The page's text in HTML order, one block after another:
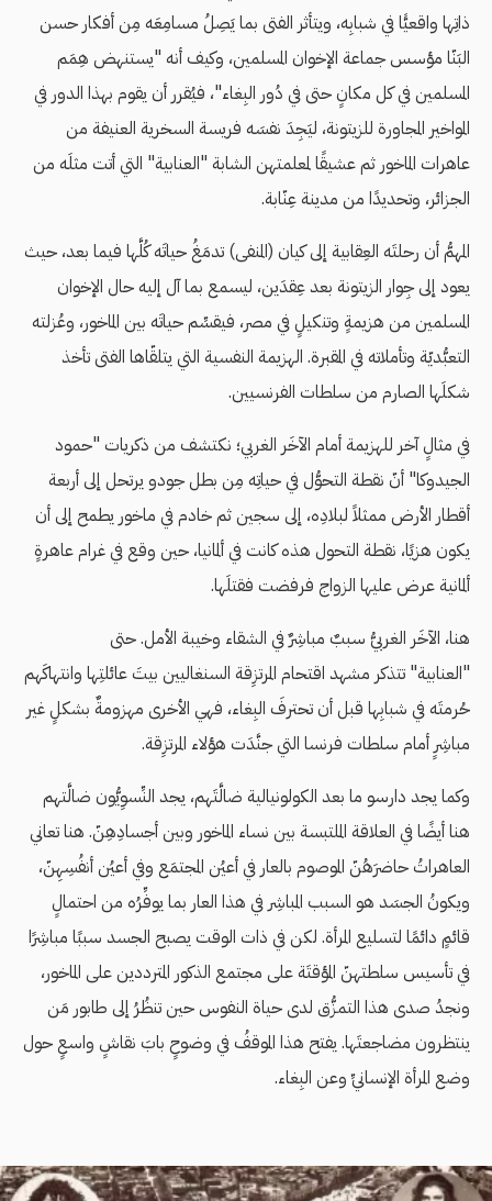
ذاتِها واقعيًّا في شبابِه، ويتأثر الفتى بما يَصِلُ مسامِعَه مِن أفكار حسن
البَنّا مؤسس جماعة الإخوان المسلمين، وكيف أنه "يستنهض هِمَم
المسلمين في كل مكانٍ حتى في دُور البِغاء"، فيُقرر أن يقوم بهذا الدور في
المواخير المجاورة للزيتونة، ليَجِدَ نفسَه فريسة السخرية العنيفة من
عاهرات الماخور ثم عشيقًا لمعلمتهن الشابة "العنابية" التي أتت مثلَه من
الجزائر، وتحديدًا من مدينة عِنّابة.
المهمُّ أن رحلتَه العِقابية إلى كيان (المنفى) تدمَغُ حياتَه كُلَّها فيما بعد، حيث
يعود إلى جِوار الزيتونة بعد عِقدَين، ليسمع بما آل إليه حال الإخوان
المسلمين من هزيمةٍ وتنكيلٍ في مصر، فيقسِّم حياتَه بين الماخور، وعُزلته
التعبُّديّة وتأملاته في المقبرة. الهزيمة النفسية التي يتلقّاها الفتى تأخذ
شكلَها الصارم من سلطات الفرنسيين.
في مثالٍ آخر للهزيمة أمام الآخَر الغربي؛ نكتشف من ذكريات "حمود
الجيدوكا" أنّ نقطة التحوُّل في حياتِه مِن بطل جودو يرتحل إلى أربعة
أقطار الأرض ممثلاً لبلادِه، إلى سجين ثم خادم في ماخور يطمح إلى أن
يكون هزيًا، نقطة التحول هذه كانت في ألمانيا، حين وقع في غرام عاهرةٍ
ألمانية عرض عليها الزواج فرفضت فقتلَها.
هنا، الآخَر الغربيُّ سببٌ مباشِرٌ في الشقاء وخيبة الأمل. حتى
"العنابية" تتذكر مشهد اقتحام المرتزِقة السنغاليين بيتَ عائلتِها وانتهاكَهم
حُرمتَه في شبابِها قبل أن تحترفَ البِغاء، فهي الأخرى مهزومةٌ بشكلٍ غير
مباشِرٍ أمام سلطات فرنسا التي جنَّدَت هؤلاء المرتزِقة.
وكما يجد دارسو ما بعد الكولونيالية ضالَّتَهم، يجد النِّسوِيُّون ضالَّتهم
هنا أيضًا في العلاقة الملتبسة بين نساء الماخور وبين أجسادِهِنّ. هنا تعاني
العاهراتُ حاضرَهُنّ الموصوم بالعار في أعيُن المجتمَع وفي أعيُن أنفُسِهِنّ،
ويكونُ الجسَد هو السبب المباشِر في هذا العار بما يوفِّرُه من احتمالٍ
قائمٍ دائمًا لتسليع المرأة. لكن في ذات الوقت يصبح الجسد سببًا مباشِرًا
في تأسيس سلطتهنّ المؤقتَة على مجتمع الذكور المترددين على الماخور،
ونجدُ صدى هذا التمزُّق لدى حياة النفوس حين تنظُرُ إلى طابور مَن
ينتظرون مضاجعتَها. يفتح هذا الموقفُ في وضوحٍ بابَ نقاشٍ واسعٍ حول
وضع المرأة الإنسانيِّ وعن البِغاء.